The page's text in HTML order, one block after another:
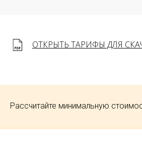
ОТКРЫТЬ ТАРИФЫ ДЛЯ
Рассчитайте минимальную